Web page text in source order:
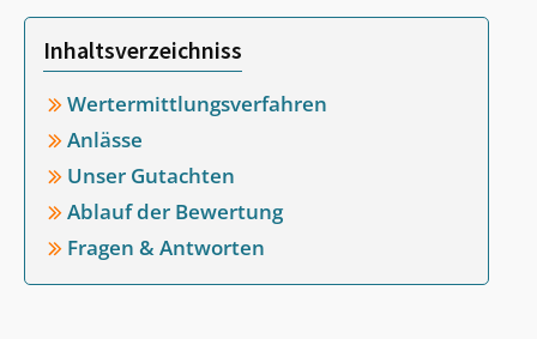
Inhaltsverzeichniss
Wertermittlungsverfahren
Anlässe
Unser Gutachten
Ablauf der Bewertung
Fragen & Antworten